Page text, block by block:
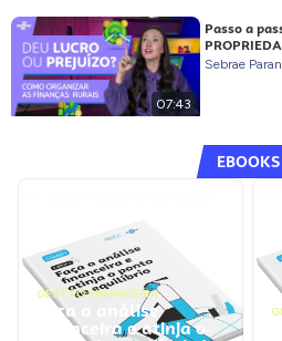
07:43
Passo a
Sebrae
EBOOKS
GESTÃO FINANCEIRA
Faça a análise
financeira e atinja o